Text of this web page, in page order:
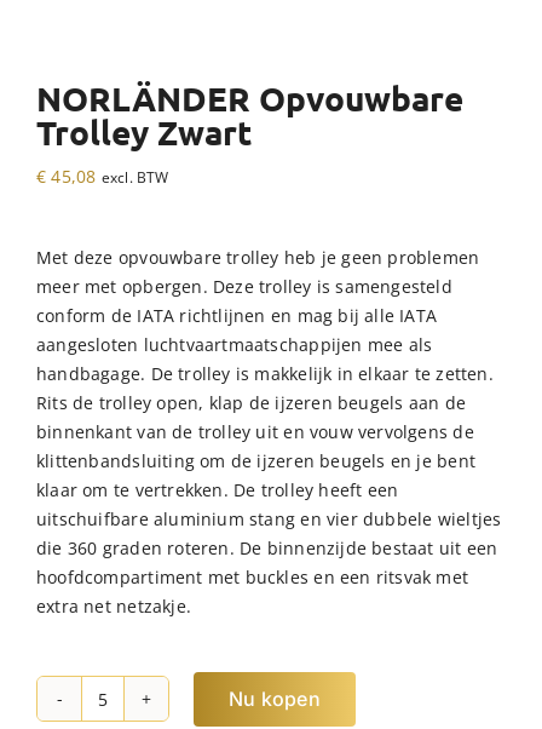
NORLÄNDER Opvouwbare
Trolley Zwart
€ 45,08 excl. BTW
Met deze opvouwbare trolley heb je geen problemen
meer met opbergen. Deze trolley is samengesteld
conform de IATA richtlijnen en mag bij alle IATA
aangesloten luchtvaartmaatschappijen mee als
handbagage. De trolley is makkelijk in elkaar te zetten.
Rits de trolley open, klap de ijzeren beugels aan de
binnenkant van de trolley uit en vouw vervolgens de
klittenbandsluiting om de ijzeren beugels en je bent
klaar om te vertrekken. De trolley heeft een
uitschuifbare aluminium stang en vier dubbele wieltjes
die 360 graden roteren. De binnenzijde bestaat uit een
hoofdcompartiment met buckles en een ritsvak met
extra net netzakje.
NORLÄNDER
Nu kopen